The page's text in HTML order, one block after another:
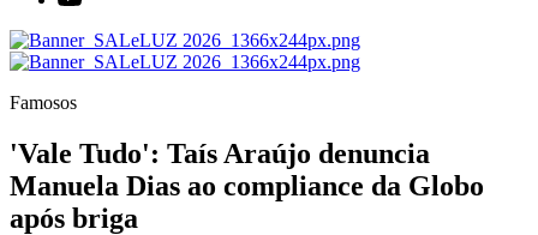
Famosos
'Vale Tudo': Taís Araújo denuncia
Manuela Dias ao compliance da Globo
após briga